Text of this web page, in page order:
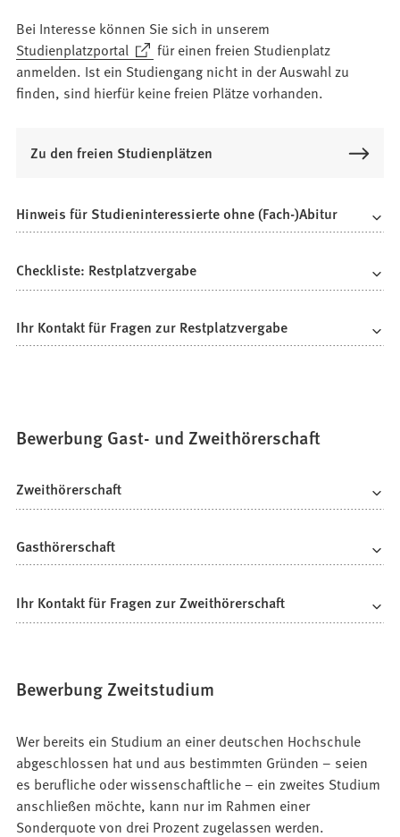
n
e
u
e
)
Bei Interesse können Sie sich in unserem
Studienplatzportal
(Öffnet
in
einem
für einen freien Studienplatz
anmelden. Ist ein Studiengang nicht in der Auswahl zu
finden, sind hierfür keine freien Plätze vorhanden.
Zu den freien Studienplätzen
Hinweis für Studieninteressierte ohne (Fach-)Abitur
Checkliste: Restplatzvergabe
Ihr Kontakt für Fragen zur Restplatzvergabe
Bewerbung Gast- und Zweithörerschaft
Zweithörerschaft
Gasthörerschaft
Ihr Kontakt für Fragen zur Zweithörerschaft
Bewerbung Zweitstudium
Wer bereits ein Studium an einer deutschen Hochschule
abgeschlossen hat und aus bestimmten Gründen – seien
es berufliche oder wissenschaftliche – ein zweites Studium
anschließen möchte, kann nur im Rahmen einer
Sonderquote von drei Prozent zugelassen werden.